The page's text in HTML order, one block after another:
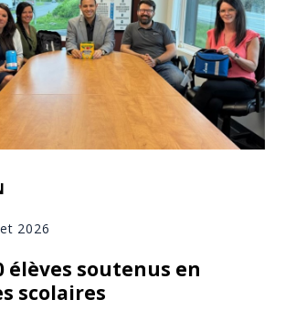
2026
élèves soutenus en
scolaires